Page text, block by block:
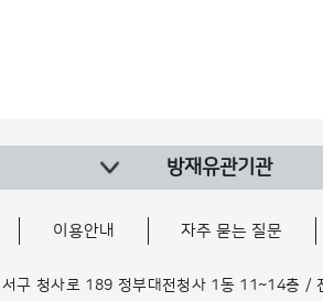
방재유관기관
이용안내 자주 묻는 질문
구 청사로 189 정부대전청사 1동 11~14층 /